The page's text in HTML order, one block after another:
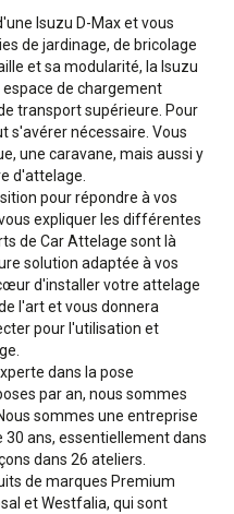
Isuzu D-Max et vous
de jardinage, de bricolage
et sa modularité, la Isuzu
de chargement
transport supérieure. Pour
s'avérer nécessaire. Vous
une caravane, mais aussi y
d'attelage.
pour répondre à vos
expliquer les différentes
de Car Attelage sont là
solution adaptée à vos
d'installer votre attelage
l'art et vous donnera
pour l'utilisation et
dans la pose
par an, nous sommes
sommes une entreprise
ans, essentiellement dans
dans 26 ateliers.
de marques Premium
et Westfalia, qui sont